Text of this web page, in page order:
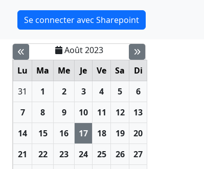
Se connecter avec Sharepoint
Août 2023
Lu
Ma Me Je Ve Sa
Di
31
1 2 3 4 5
6
7
8 9 10 11 12
13
14
15 16 17 18 19
20
21
22 23 24 25 26
27